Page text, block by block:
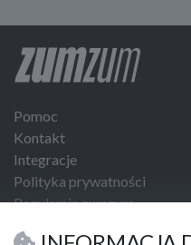
Pomoc
Kontakt
Integracje
Polityka prywatności
Regulamin zumzum